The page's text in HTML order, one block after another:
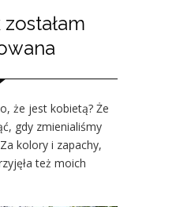
że jest kobietą? Że
gdy zmienialiśmy
kolory i zapachy,
też moich